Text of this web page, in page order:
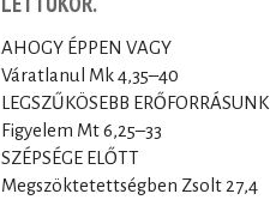
AHOGY ÉPPEN VAGY
Váratlanul Mk 4,35–40
LEGSZŰKÖSEBB ERŐFORRÁSUNK
Figyelem Mt 6,25–33
SZÉPSÉGE ELŐTT
Megszöktetettségben Zsolt 27,4